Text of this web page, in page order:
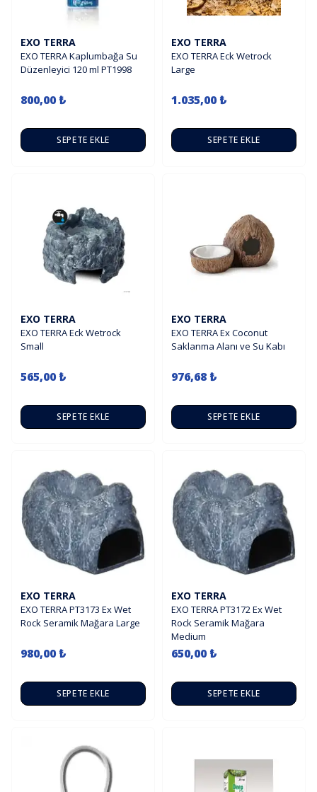
EXO TERRA
EXO TERRA Kaplumbağa Su
Düzenleyici 120 ml PT1998
800,00 ₺
SEPETE EKLE
EXO TERRA
EXO TERRA Eck Wetrock
Large
1.035,00 ₺
SEPETE EKLE
EXO TERRA
EXO TERRA Eck Wetrock
Small
565,00 ₺
SEPETE EKLE
EXO TERRA
EXO TERRA Ex Coconut
Saklanma Alanı ve Su Kabı
976,68 ₺
SEPETE EKLE
EXO TERRA
EXO TERRA PT3173 Ex Wet
Rock Seramik Mağara Large
980,00 ₺
SEPETE EKLE
EXO TERRA
EXO TERRA PT3172 Ex Wet
Rock Seramik Mağara
Medium
650,00 ₺
SEPETE EKLE